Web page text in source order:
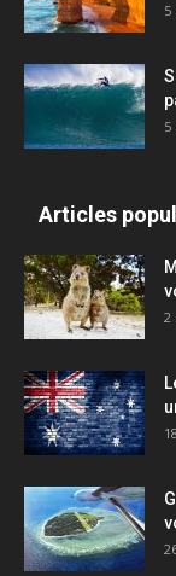
5
5
Articles
2